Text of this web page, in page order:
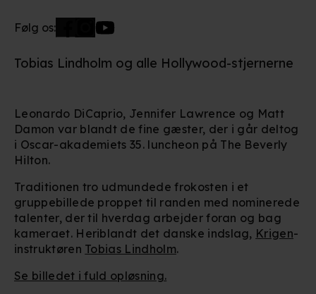
Følg os:
Tobias Lindholm og alle Hollywood-stjernerne
Leonardo DiCaprio, Jennifer Lawrence og Matt
Damon var blandt de fine gæster, der i går deltog
i Oscar-akademiets 35. luncheon på The Beverly
Hilton.
Traditionen tro udmundede frokosten i et
gruppebillede proppet til randen med nominerede
talenter, der til hverdag arbejder foran og bag
kameraet. Heriblandt det danske indslag, Krigen-
instruktøren Tobias Lindholm.
Se billedet i fuld opløsning.